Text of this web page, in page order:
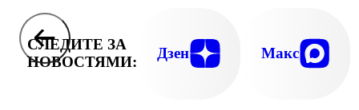
СЛЕДИТЕ ЗА
НОВОСТЯМИ:
Дзен Макс